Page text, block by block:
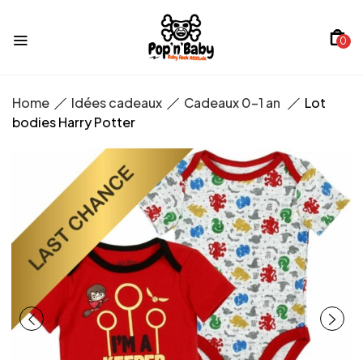
0
Home Idées cadeaux Cadeaux 0-1 an
Lot
bodies Harry Potter